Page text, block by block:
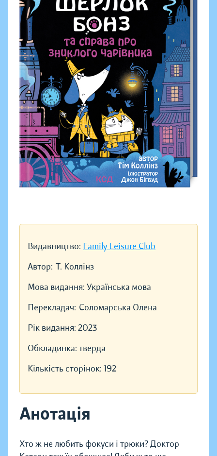
Видавництво: Family Leisure Club
Автор: Т. Коллінз
Мова видання: Українська мова
Перекладач: Соломарська Олена
Рік видання: 2023
Обкладинка: тверда
Кількість сторінок: 192
Анотація
Хто ж не любить фокуси і трюки? Доктор